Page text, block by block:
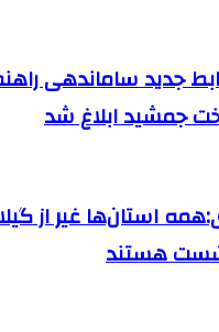
جدید ساماندهی
جمشید ابلاغ شد
استان‌ها غیر از
هستند